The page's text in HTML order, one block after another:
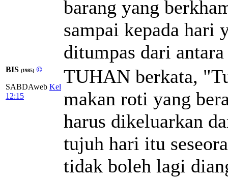
barang yang
sampai kepada hari
ditumpas dari
BIS (1985) ©
SABDAweb Kel
12:15
TUHAN berkata,
makan roti yang
harus dikeluarkan
tujuh hari itu
tidak boleh lagi